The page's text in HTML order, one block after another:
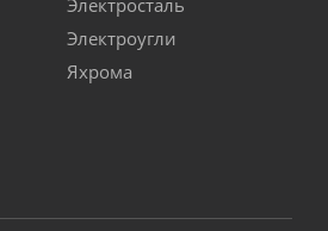
Электросталь
Электроугли
Яхрома